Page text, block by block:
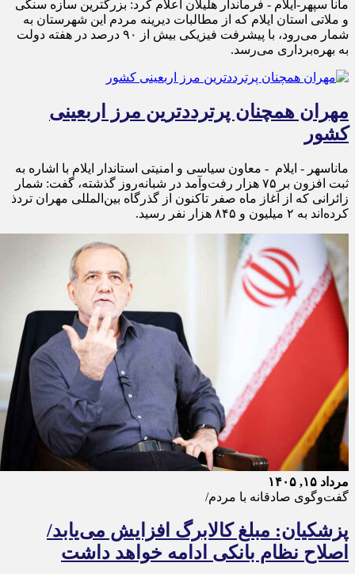
مانا سپهر-ایلام - فرماندار هلیلان اعلام کرد: بزرگترین سازه سنگی
و ملاتی استان ایلام که از مطالبات دیرینه مردم این شهرستان به
شمار می‌رود، با پیشرفت فیزیکی بیش از ۹۰ درصد در هفته دولت
به بهره‌برداری می‌رسد.
مهران همچنان پرترددترین مرز اربعینی
کشور
ماناسهر - ایلام - معاون سیاسی و امنیتی استاندار ایلام با اشاره به
ثبت افزون بر ۷۵ هزار رفت‌وآمد در شبانه‌روز گذشته، گفت: شمار
زائرانی که از آغاز ماه صفر تاکنون از گذرگاه بین‌المللی مهران تردذ
کرده‌اند به ۲ میلیون و ۸۴۵ هزار نفر رسید.
مرداد ۱۵, ۱۴۰۵
گفت‌وگوی صادقانه با مردم/
پزشکیان: مبلغ کالابرگ افزایش می‌یابد/
اصلاح نظام بانکی ادامه خواهد داشت